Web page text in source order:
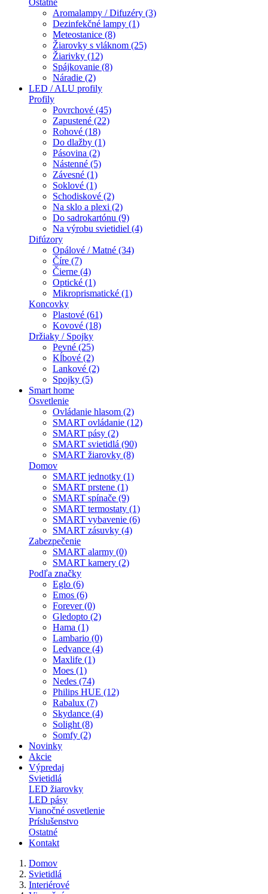
Ostatné
Aromalampy / Difuzéry (3)
Dezinfekčné lampy (1)
Meteostanice (8)
Žiarovky s vláknom (25)
Žiarivky (12)
Spájkovanie (8)
Náradie (2)
LED / ALU profily
Profily
Povrchové (45)
Zapustené (22)
Rohové (18)
Do dlažby (1)
Pásovina (2)
Nástenné (5)
Závesné (1)
Soklové (1)
Schodiskové (2)
Na sklo a plexi (2)
Do sadrokartónu (9)
Na výrobu svietidiel (4)
Difúzory
Opálové / Matné (34)
Číre (7)
Čierne (4)
Optické (1)
Mikroprismatické (1)
Koncovky
Plastové (61)
Kovové (18)
Držiaky / Spojky
Pevné (25)
Kĺbové (2)
Lankové (2)
Spojky (5)
Smart home
Osvetlenie
Ovládanie hlasom (2)
SMART ovládanie (12)
SMART pásy (2)
SMART svietidlá (90)
SMART žiarovky (8)
Domov
SMART jednotky (1)
SMART prstene (1)
SMART spínače (9)
SMART termostaty (1)
SMART vybavenie (6)
SMART zásuvky (4)
Zabezpečenie
SMART alarmy (0)
SMART kamery (2)
Podľa značky
Eglo (6)
Emos (6)
Forever (0)
Gledopto (2)
Hama (1)
Lambario (0)
Ledvance (4)
Maxlife (1)
Moes (1)
Nedes (74)
Philips HUE (12)
Rabalux (7)
Skydance (4)
Solight (8)
Somfy (2)
Novinky
Akcie
Výpredaj
Svietidlá
LED žiarovky
LED pásy
Vianočné osvetlenie
Príslušenstvo
Ostatné
Kontakt
Domov
Svietidlá
Interiérové